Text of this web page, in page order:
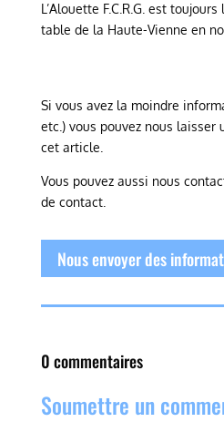
L’Alouette F.C.R.G. est
table de la Haute-Vienne en
Si vous avez la moindre
etc.) vous pouvez nous laisser
cet article.
Vous pouvez aussi nous
de contact.
Nous envoyer des
0 commentaires
Soumettre un